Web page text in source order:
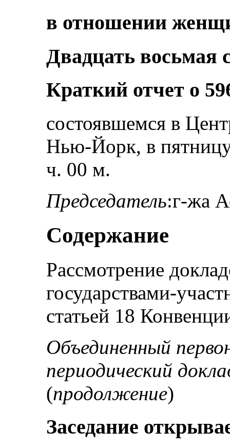
в отношении
Двадцать восьмая
Краткий отчет о
состоявшемся в
Нью-Йорк, в
ч. 00 м.
Председатель:г-жа
Содержание
Рассмотрение
государствами-
статьей 18
Объединенный
периодический
(продолжение)
Заседание